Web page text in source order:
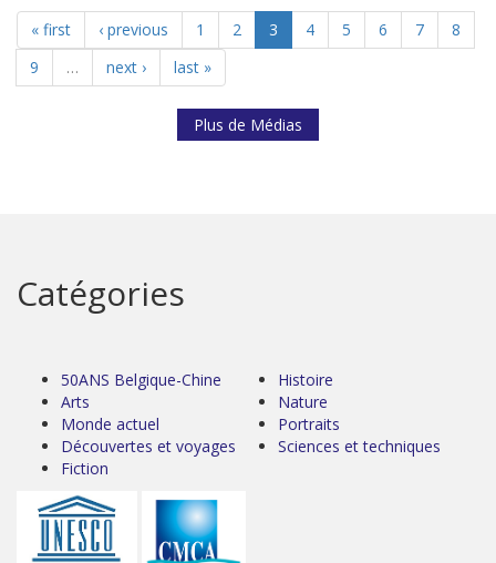
« first ‹ previous 1 2 3 4 5 6 7
8
9
… next › last »
Plus de Médias
Catégories
50ANS Belgique-Chine
Arts
Monde actuel
Découvertes et voyages
Fiction
Histoire
Nature
Portraits
Sciences et techniques